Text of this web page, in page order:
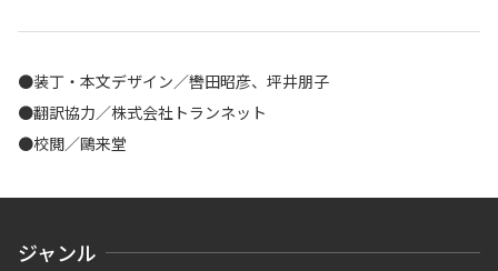
●装丁・本文デザイン／轡田昭彦、坪井朋子
●翻訳協力／株式会社トランネット
●校閲／鷗来堂
ジャンル